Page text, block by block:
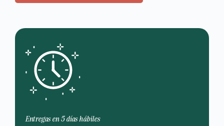
Entregas en 5 días hábiles